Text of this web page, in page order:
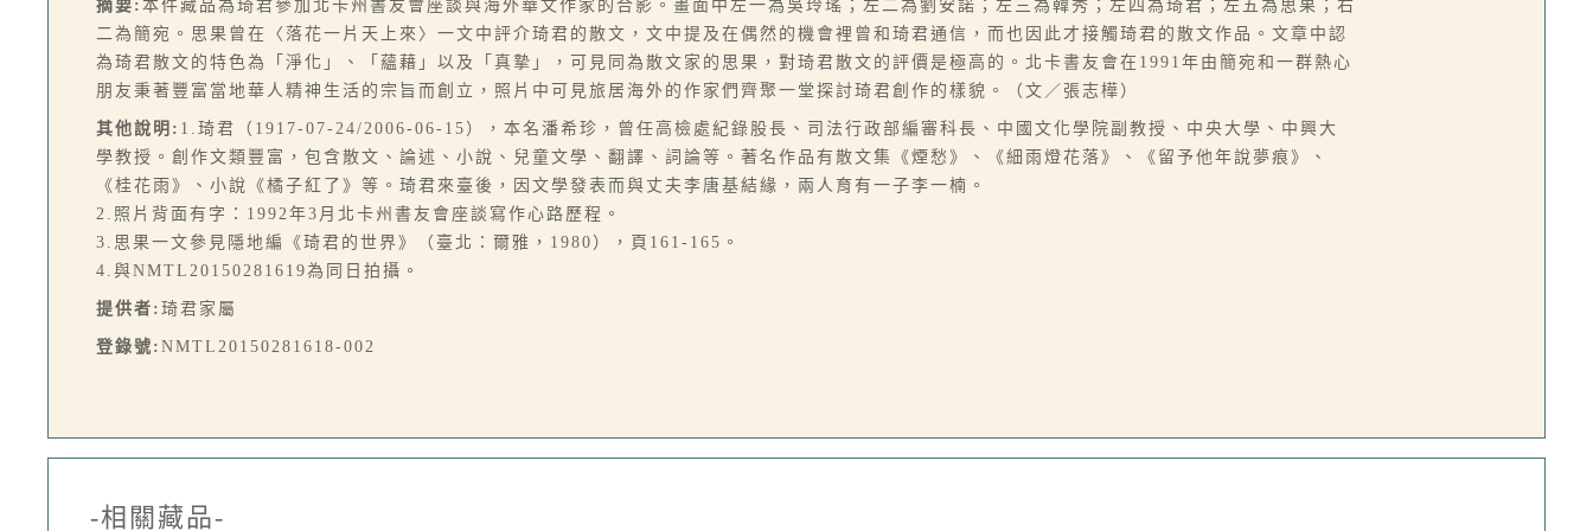
摘要: 本件藏品為琦君參加北卡州書友會座談與海外華文作家的合影。畫面中左一為吳玲瑤；左二為劉安諾；左三為韓秀；左四為琦君；左五為思果；右
二為簡宛。思果曾在〈落花一片天上來〉一文中評介琦君的散文，文中提及在偶然的機會裡曾和琦君通信，而也因此才接觸琦君的散文作品。文章中認
為琦君散文的特色為「淨化」、「蘊藉」以及「真摯」，可見同為散文家的思果，對琦君散文的評價是極高的。北卡書友會在1991年由簡宛和一群熱心
朋友秉著豐富當地華人精神生活的宗旨而創立，照片中可見旅居海外的作家們齊聚一堂探討琦君創作的樣貌。（文／張志樺）
其他說明: 1.琦君（1917-07-24/2006-06-15），本名潘希珍，曾任高檢處紀錄股長、司法行政部編審科長、中國文化學院副教授、中央大學、中興大
學教授。創作文類豐富，包含散文、論述、小說、兒童文學、翻譯、詞論等。著名作品有散文集《煙愁》、《細雨燈花落》、《留予他年說夢痕》、
《桂花雨》、小說《橘子紅了》等。琦君來臺後，因文學發表而與丈夫李唐基結緣，兩人育有一子李一楠。
2.照片背面有字：1992年3月北卡州書友會座談寫作心路歷程。
3.思果一文參見隱地編《琦君的世界》（臺北：爾雅，1980），頁161-165。
4.與NMTL20150281619為同日拍攝。
提供者: 琦君家屬
登錄號: NMTL20150281618-002
-相關藏品-